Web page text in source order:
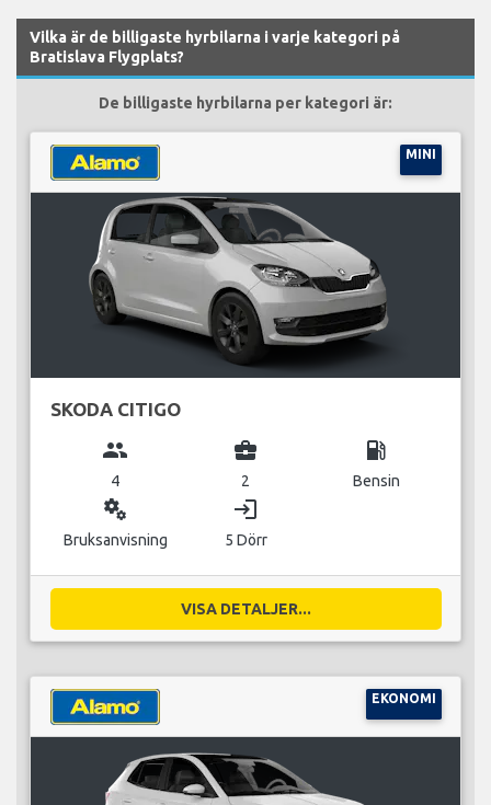
Vilka är de billigaste hyrbilarna i varje kategori på
Bratislava Flygplats?
De billigaste hyrbilarna per kategori är:
MINI
SKODA CITIGO
group
4
business_center
2
local_gas_station
Bensin
miscellaneous_services
Bruksanvisning
login
5 Dörr
VISA DETALJER...
EKONOMI